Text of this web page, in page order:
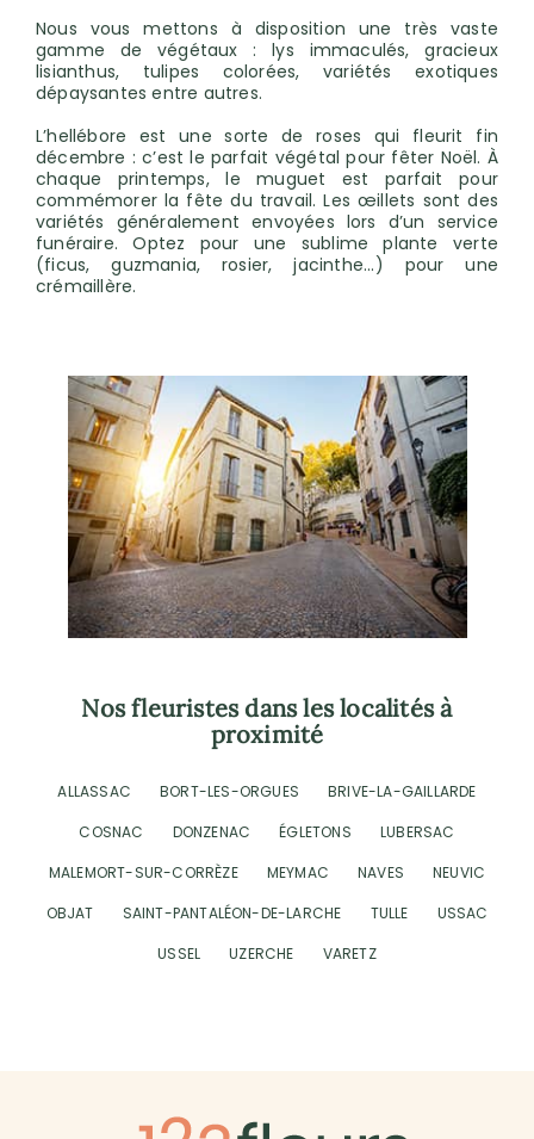
Nous vous mettons à disposition une très vaste
gamme de végétaux : lys immaculés, gracieux
lisianthus, tulipes colorées, variétés exotiques
dépaysantes entre autres.
L’hellébore est une sorte de roses qui fleurit fin
décembre : c’est le parfait végétal pour fêter Noël. À
chaque printemps, le muguet est parfait pour
commémorer la fête du travail. Les œillets sont des
variétés généralement envoyées lors d’un service
funéraire. Optez pour une sublime plante verte
(ficus, guzmania, rosier, jacinthe...) pour une
crémaillère.
Nos fleuristes dans les localités à
proximité
ALLASSAC BORT-LES-ORGUES
BRIVE-LA-GAILLARDE
COSNAC
DONZENAC ÉGLETONS
LUBERSAC
MALEMORT-SUR-CORRÈZE
MEYMAC NAVES
NEUVIC
OBJAT
SAINT-PANTALÉON-DE-LARCHE TULLE
USSAC
USSEL
UZERCHE VARETZ